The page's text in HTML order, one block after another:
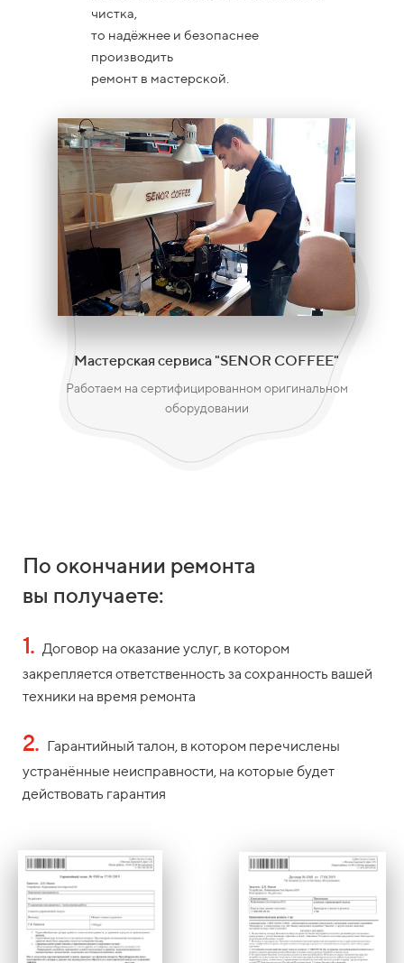
чистка,
то надёжнее и безопаснее
производить
ремонт в мастерской.
Мастерская сервиса "SENOR COFFEE"
Работаем на сертифицированном оригинальном
оборудовании
По окончании ремонта
вы получаете:
1. Договор на оказание услуг, в котором
закрепляется ответственность за сохранность вашей
техники на время ремонта
2. Гарантийный талон, в котором перечислены
устранённые неисправности, на которые будет
действовать гарантия